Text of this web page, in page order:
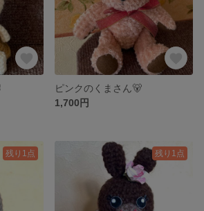
ピンクのくまさん🐻
1,700円
残り1点 残り1点